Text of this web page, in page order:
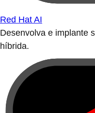
Red Hat AI
Desenvolva e implante
híbrida.